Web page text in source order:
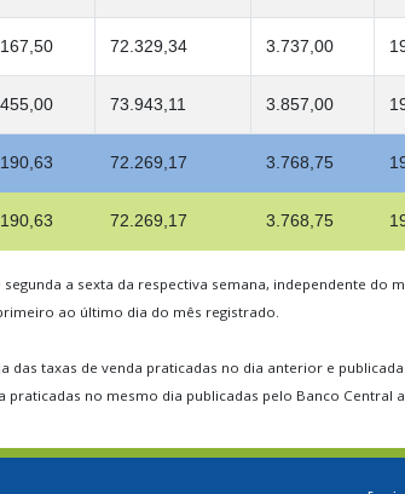
72.329,34 3.737,00
73.943,11 3.857,00
72.269,17 3.768,75
72.269,17 3.768,75
a sexta da respectiva semana, independente do
ao último dia do mês registrado.
das taxas de venda praticadas no dia anterior e
praticadas no mesmo dia publicadas pelo Banco Central